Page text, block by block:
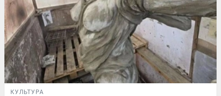
КУЛЬТУРА